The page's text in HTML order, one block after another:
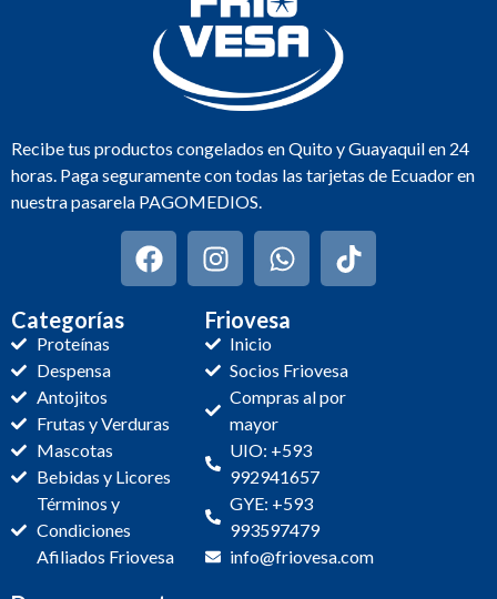
Recibe tus productos congelados en Quito y Guayaquil en 24
horas. Paga seguramente con todas las tarjetas de Ecuador en
nuestra pasarela PAGOMEDIOS.
Categorías
Proteínas
Despensa
Antojitos
Frutas y Verduras
Mascotas
Bebidas y Licores
Términos y
Condiciones
Afiliados Friovesa
Friovesa
Inicio
Socios Friovesa
Compras al por
mayor
UIO: +593
992941657
GYE: +593
993597479
info@friovesa.com